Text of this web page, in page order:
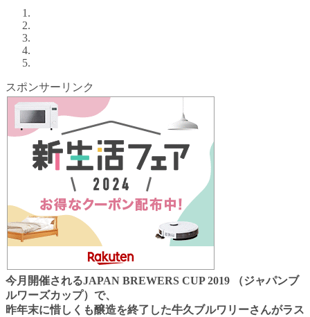
スポンサーリンク
今月開催されるJAPAN BREWERS CUP 2019 （ジャパンブ
ルワーズカップ）で、
昨年末に惜しくも醸造を終了した牛久ブルワリーさんがラス